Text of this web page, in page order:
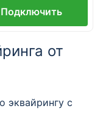
Подключить
от
эквайрингу с